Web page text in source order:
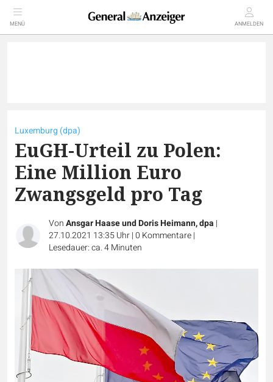
MENÜ ANMELDEN
Luxemburg (dpa)
EuGH-Urteil zu Polen:
Eine Million Euro
Zwangsgeld pro Tag
VonAnsgar Haase und Doris Heimann, dpa |
27.10.2021 13:35 Uhr|0 Kommentare|
Lesedauer: ca. 4 Minuten